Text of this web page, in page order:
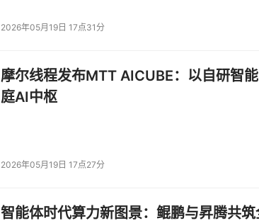
2026年05月19日 17点31分
摩尔线程发布MTT AICUBE：以自研智
庭AI中枢
2026年05月19日 17点27分
智能体时代算力新图景：鲲鹏与昇腾共